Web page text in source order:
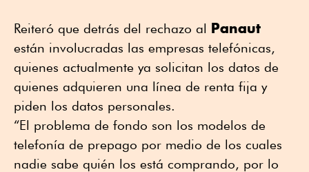
Reiteró que detrás del rechazo al Panaut
están involucradas las empresas telefónicas,
quienes actualmente ya solicitan los datos de
quienes adquieren una línea de renta fija y
piden los datos personales.
“El problema de fondo son los modelos de
telefonía de prepago por medio de los cuales
nadie sabe quién los está comprando, por lo